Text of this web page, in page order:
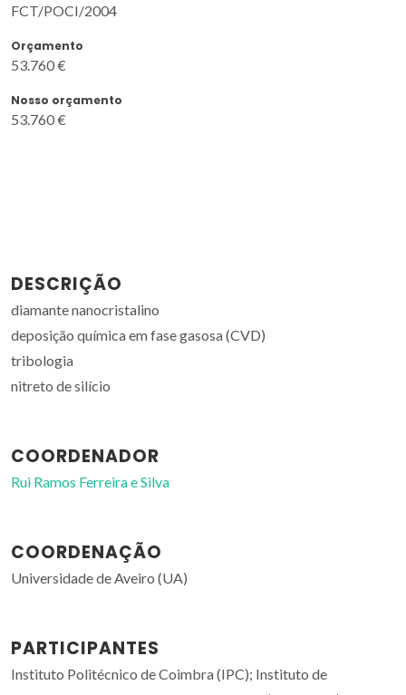
FCT/POCI/2004
Orçamento
53.760 €
Nosso orçamento
53.760 €
DESCRIÇÃO
diamante nanocristalino
deposição química em fase gasosa (CVD)
tribologia
nitreto de silício
COORDENADOR
Rui Ramos Ferreira e Silva
COORDENAÇÃO
Universidade de Aveiro (UA)
PARTICIPANTES
Instituto Politécnico de Coimbra (IPC); Instituto de